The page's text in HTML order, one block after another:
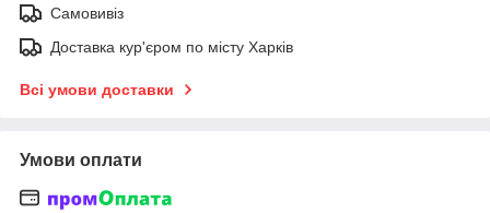
Самовивіз
Доставка кур'єром по місту Харків
Всі умови доставки
Умови оплати